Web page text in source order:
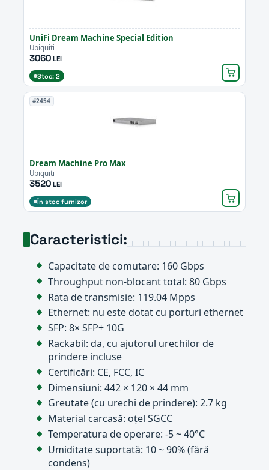
UniFi Dream Machine Special Edition
Ubiquiti
3060LEI
Stoc: 2
#2454
Dream Machine Pro Max
Ubiquiti
3520LEI
În stoc furnizor
Caracteristici:
Capacitate de comutare: 160 Gbps
Throughput non-blocant total: 80 Gbps
Rata de transmisie: 119.04 Mpps
Ethernet: nu este dotat cu porturi ethernet
SFP: 8× SFP+ 10G
Rackabil: da, cu ajutorul urechilor de
prindere incluse
Certificări: CE, FCC, IC
Dimensiuni: 442 × 120 × 44 mm
Greutate (cu urechi de prindere): 2.7 kg
Material carcasă: oțel SGCC
Temperatura de operare: -5 ~ 40°C
Umiditate suportată: 10 ~ 90% (fără
condens)